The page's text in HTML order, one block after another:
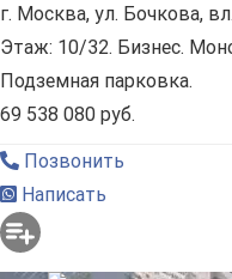
г. Москва, ул. Бочкова,
Этаж: 10/32. Бизнес.
Подземная парковка.
69 538 080 руб.
Позвонить
Написать